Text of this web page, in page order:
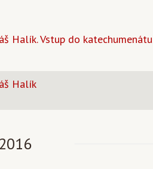
Halík. Vstup do
Halík